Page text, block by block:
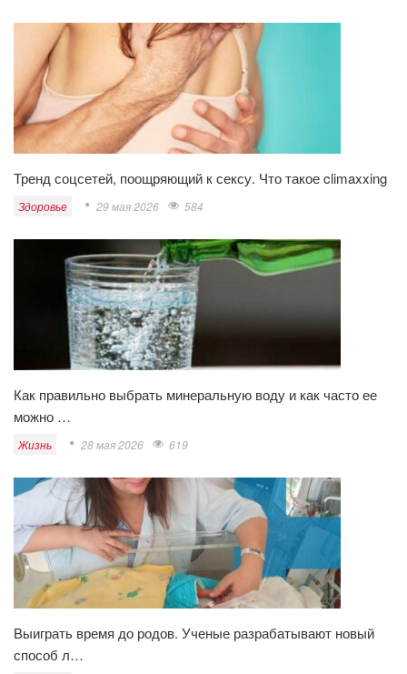
Тренд соцсетей, поощряющий к сексу. Что такое climaxxing
Здоровье 29 мая 2026 584
Как правильно выбрать минеральную воду и как часто ее
можно …
Жизнь 28 мая 2026 619
Выиграть время до родов. Ученые разрабатывают новый
способ л…